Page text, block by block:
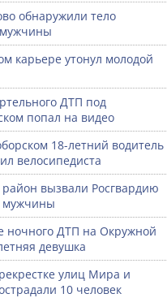
обнаружили тело
карьере утонул молодой
ДТП под
попал на видео
18-летний водитель
велосипедиста
район вызвали Росгвардию
мужчины
ночного ДТП на Окружной
девушка
улиц Мира и
10 человек